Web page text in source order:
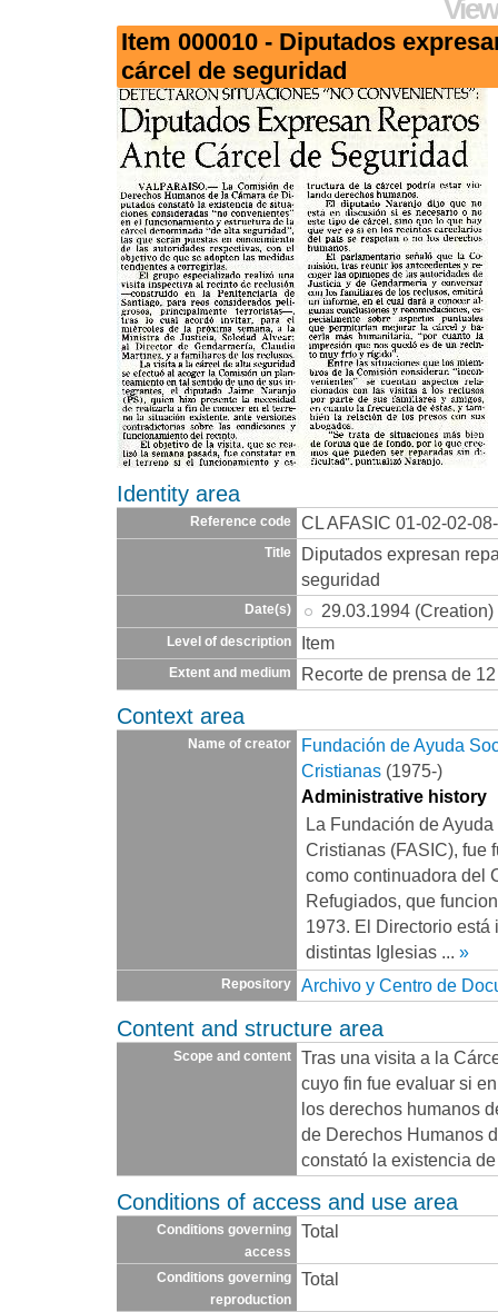
Item 000010 - Diputados
cárcel de seguridad
Identity area
Reference code CL AFASIC 01-02-02-
Title
Diputados expresan
seguridad
Date(s) 29.03.1994 (Creation)
Level of description Item
Extent and medium Recorte de prensa de
Context area
Name of creator
Fundación de Ayuda
Cristianas (1975-)
Administrative history
La Fundación de
Cristianas (FASIC), fue
como continuadora del
Refugiados, que
1973. El Directorio está
distintas Iglesias ... »
Repository Archivo y Centro de
Content and structure area
Scope and content
Tras una visita a la
cuyo fin fue evaluar si
los derechos humanos
de Derechos Humanos
constató la existencia
Conditions of access and use area
Conditions governing
access
Total
Conditions governing
reproduction
Total